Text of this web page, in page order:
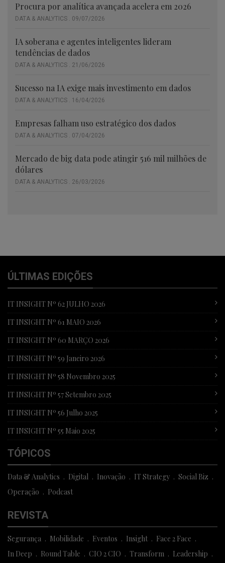
Procura por analítica avançada acelera em 2026
DATA & ANALYTICS . 09/07/2026
IA soberana e agentes inteligentes lideram
tendências de dados
DATA & ANALYTICS . 21/06/2026
Sucesso na IA exige mais investimento em dados
DATA & ANALYTICS . 16/04/2026
Empresas falham uso estratégico dos dados
DATA & ANALYTICS . 07/04/2026
Mercado de big data pode atingir 516 mil milhões de
dólares
DATA & ANALYTICS . 26/03/2026
ÚLTIMAS EDIÇÕES
IT INSIGHT Nº 62 JULHO 2026
IT INSIGHT Nº 61 MAIO 2026
IT INSIGHT Nº 60 MARÇO 2026
IT INSIGHT Nº 59 Janeiro 2026
IT INSIGHT Nº 58 Novembro 2025
IT INSIGHT Nº 57 Setembro 2025
IT INSIGHT Nº 56 Julho 2025
IT INSIGHT Nº 55 Maio 2025
TÓPICOS
Data & Analytics Digital Inovação IT Strategy
Social Biz
Operação
Podcast
REVISTA
Segurança Mobilidade Eventos Insight
Face 2 Face
In Deep
Round Table CIO 2 CIO Transform Leadership